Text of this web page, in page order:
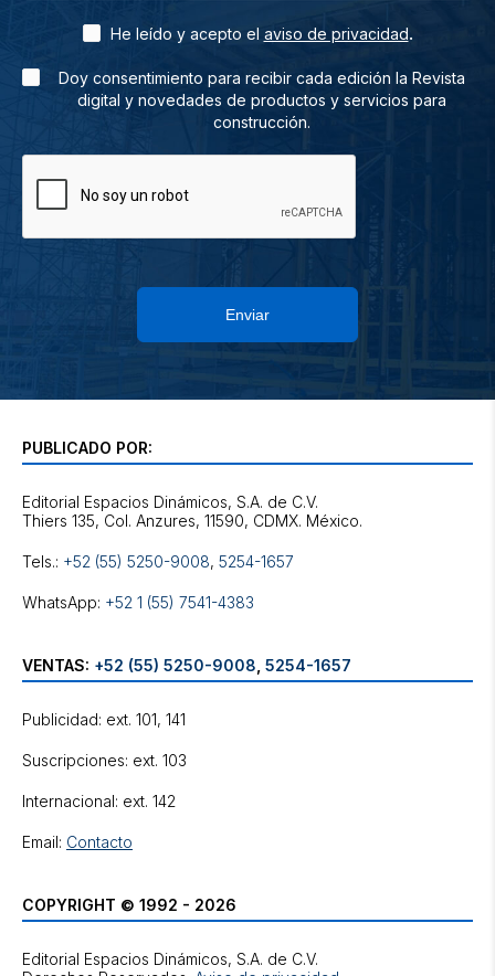
He leído y acepto el aviso de privacidad.
Doy consentimiento para recibir cada edición la Revista
digital y novedades de productos y servicios para
construcción.
Enviar
PUBLICADO POR:
Editorial Espacios Dinámicos, S.A. de C.V.
Tels.: +52 (55) 5250-9008, 5254-1657
WhatsApp: +52 1 (55) 7541-4383
VENTAS: +52 (55) 5250-9008 5254-1657
Publicidad: ext. 101, 141
Suscripciones: ext. 103
Internacional: ext. 142
Email: Contacto
COPYRIGHT © 1992 - 2026
Editorial Espacios Dinámicos, S.A. de C.V.